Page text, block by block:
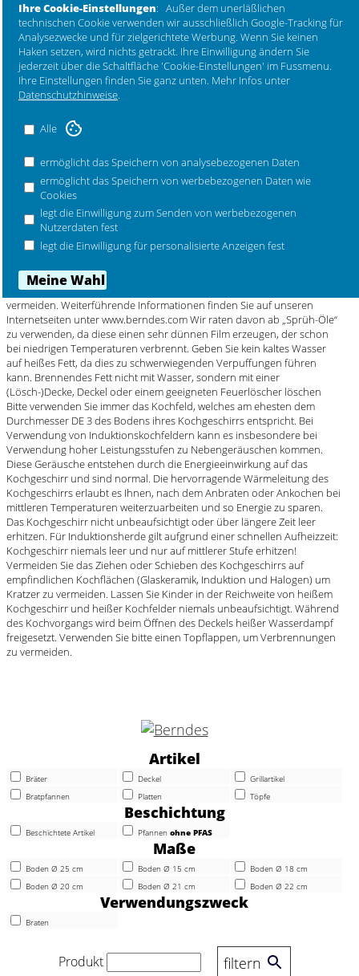
Ihre Cookie-Einstellungen: Außer dem unerläßlichen
technischen Cookie verwenden wir ausschließlich Google-Tracking für
Analysezwecke und für zielgerichtete Werbung. Wenn Sie keinen
Haken setzen, wird nichts getrackt. Ihre Einwilligung ändern Sie
jederzeit über die Schaltfläche 'Cookie-Einstellungen' im Fussmenu.
Ihre Einstellungen finden Sie ganz unten. Mehr Infos unter
Datenschutzhinweise.
Alle
ermöglicht das Speichern von analysebezogenen Daten
ermöglicht das Speichern von werbebezogenen Daten wie
Cookies
legt die Einwilligung zum Senden von werbebezogenen
Nutzerdaten fest
legt die Einwilligung für personalisierte Anzeigen fest
FAQ Antworten auf häufige Fragen
Bestellnummer 031027
Zur Sicherheit folgende Hinweise:
scharfkantige oder spitze Gegenstände wie Messer oder Gabeln.
Gebrauchsspuren wie bspw Kratzspuren beeinträchtigen die Funktion
des Geschirrs nicht, wir empfehlen trotzdem die Verwendung von Holz-
oder Kunststoffküchenhelfern. Mit dem Fingernagel spürbare Kratzer
können die Versiegelung langfristig schädigen. Eine Zugabe von Öl oder
Fett ist bei antihaftversiegeltem Kochgeschirr nicht unbedingt
notwendig. wird aber beim Braten mit keramik- oder quarzversiegeltem
dabei ausreichend. Wichtig ist jedoch die Wahl des richtigen Öls oder
Fetts, um ein Ein- und Verbrennen bei bestimmten Temperaturen zu
vermeiden. Weiterführende Informationen finden Sie auf unseren
Internetseiten unter www.berndes.com Wir raten davon ab „Sprüh-Öle“
zu verwenden, da diese einen sehr dünnen Film erzeugen, der schon
bei niedrigen Temperaturen verbrennt. Geben Sie kein kaltes Wasser
auf heißes Fett, da dies zu schwerwiegenden Verpuffungen führen
kann. Brennendes Fett nicht mit Wasser, sondern mit einer
(Lösch-)Decke, Deckel oder einem geeigneten Feuerlöscher löschen
Bitte verwenden Sie immer das Kochfeld, welches am ehesten dem
Durchmesser DE 3 des Bodens ihres Kochgeschirrs entspricht. Bei
Verwendung von Induktionskochfeldern kann es insbesondere bei
Verwendung hoher Leistungsstufen zu Nebengeräuschen kommen.
Diese Geräusche entstehen durch die Energieeinwirkung auf das
Kochgeschirr und sind normal. Die hervorragende Wärmeleitung des
Kochgeschirrs erlaubt es Ihnen, nach dem Anbraten oder Ankochen bei
mittleren Temperaturen weiterzuarbeiten und so Energie zu sparen.
Das Kochgeschirr nicht unbeaufsichtigt oder über längere Zeit leer
erhitzen. Für Induktionsherde gilt aufgrund einer schnellen Aufheizzeit:
Kochgeschirr niemals leer und nur auf mittlerer Stufe erhitzen!
Vermeiden Sie das Ziehen oder Schieben des Kochgeschirrs auf
empfindlichen Kochflächen (Glaskeramik, Induktion und Halogen) um
Kratzer zu vermeiden. Lassen Sie Kinder in der Reichweite von heißem
Kochgeschirr und heißer Kochfelder niemals unbeaufsichtigt. Während
des Kochvorgangs wird beim Öffnen des Deckels heißer Wasserdampf
freigesetzt. Verwenden Sie bitte einen Topflappen, um Verbrennungen
zu vermeiden.
Artikel
Bräter Deckel
Grillartikel
Bratpfannen
Platten Töpfe
Beschichtung
Beschichtete Artikel Pfannen ohne PFAS
Maße
Boden Ø 25 cm Boden Ø 15 cm
Boden Ø 18 cm
Boden Ø 20 cm
Boden Ø 21 cm Boden Ø 22 cm
Verwendungszweck
Braten
Produkt filtern